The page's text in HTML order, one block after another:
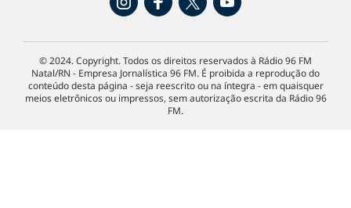
© 2024. Copyright. Todos os direitos reservados à Rádio 96 FM
Natal/RN - Empresa Jornalística 96 FM. É proibida a reprodução do
conteúdo desta página - seja reescrito ou na íntegra - em quaisquer
meios eletrônicos ou impressos, sem autorização escrita da Rádio 96
FM.